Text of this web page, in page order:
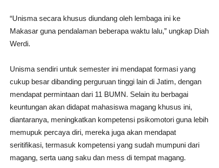
“Unisma secara khusus diundang oleh lembaga ini ke
Makasar guna pendalaman beberapa waktu lalu,” ungkap Diah
Werdi.
Unisma sendiri untuk semester ini mendapat formasi yang
cukup besar dibanding perguruan tinggi lain di Jatim, dengan
mendapat permintaan dari 11 BUMN. Selain itu berbagai
keuntungan akan didapat mahasiswa magang khusus ini,
diantaranya, meningkatkan kompetensi psikomotori guna lebih
memupuk percaya diri, mereka juga akan mendapat
seritifikasi, termasuk kompetensi yang sudah mumpuni dari
magang, serta uang saku dan mess di tempat magang.